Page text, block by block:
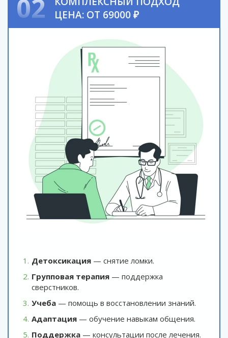
02
ЦЕНА: ОТ 69000 ₽
Детоксикация — снятие ломки.
Групповая терапия — поддержка
сверстников.
Учеба — помощь в восстановлении знаний.
Адаптация — обучение навыкам общения.
Поддержка — консультации после лечения.